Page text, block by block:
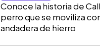
Conoce la historia de
perro que se moviliza
andadera de hierro